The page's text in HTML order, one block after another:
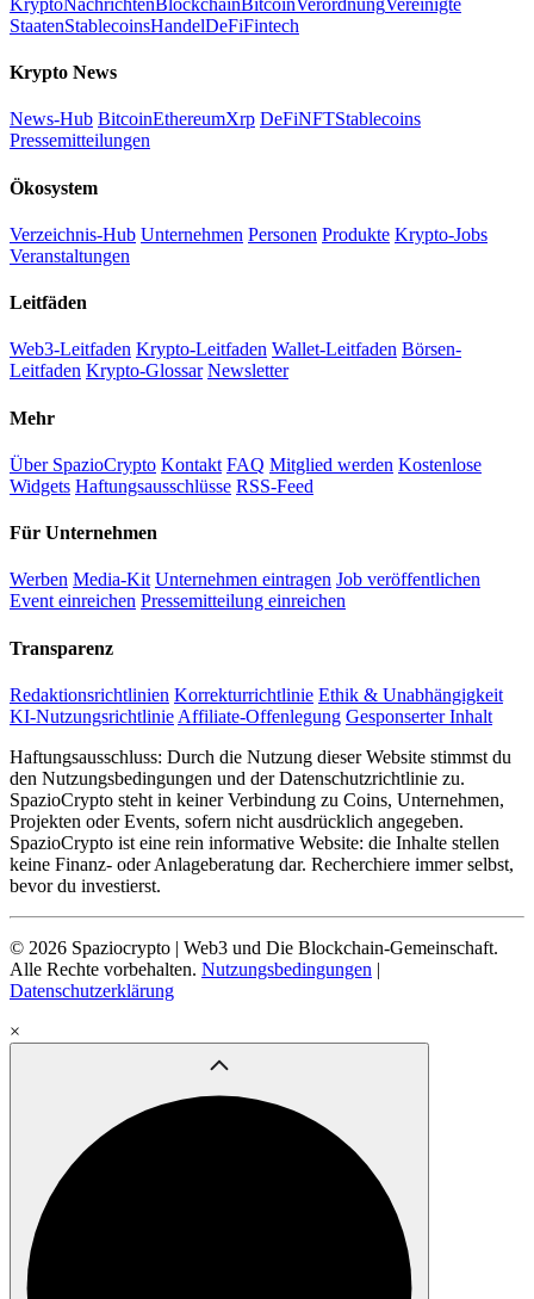
StaatenStablecoinsHandelDeFiFintech
Krypto News
News-Hub BitcoinEthereumXrp DeFiNFTStablecoins
Pressemitteilungen
Ökosystem
Verzeichnis-Hub Unternehmen Personen Produkte Krypto-Jobs
Veranstaltungen
Leitfäden
Web3-Leitfaden Krypto-Leitfaden Wallet-Leitfaden Börsen-
Leitfaden Krypto-Glossar Newsletter
Mehr
Über SpazioCrypto Kontakt FAQ Mitglied werden Kostenlose
Widgets Haftungsausschlüsse RSS-Feed
Für Unternehmen
Werben Media-Kit Unternehmen eintragen Job veröffentlichen
Event einreichen Pressemitteilung einreichen
Transparenz
Redaktionsrichtlinien Korrekturrichtlinie Ethik & Unabhängigkeit
KI-Nutzungsrichtlinie Affiliate-Offenlegung Gesponserter Inhalt
Haftungsausschluss: Durch die Nutzung dieser Website stimmst du
den Nutzungsbedingungen und der Datenschutzrichtlinie zu.
SpazioCrypto steht in keiner Verbindung zu Coins, Unternehmen,
Projekten oder Events, sofern nicht ausdrücklich angegeben.
SpazioCrypto ist eine rein informative Website: die Inhalte stellen
keine Finanz- oder Anlageberatung dar. Recherchiere immer selbst,
bevor du investierst.
© 2026 Spaziocrypto | Web3 und Die Blockchain-Gemeinschaft.
Alle Rechte vorbehalten. Nutzungsbedingungen |
Datenschutzerklärung
×